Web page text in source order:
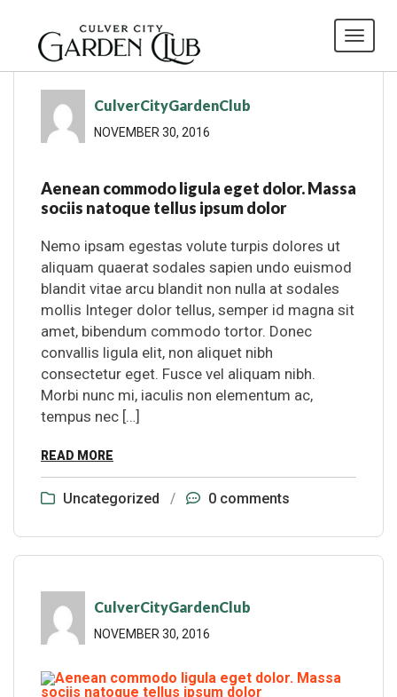
CulverCityGardenClub
NOVEMBER 30, 2016
Aenean commodo ligula eget dolor. Massa
sociis natoque tellus ipsum dolor
Nemo ipsam egestas volute turpis dolores ut
aliquam quaerat sodales sapien undo euismod
blandit vitae arcu blandit non nulla at sodales
mollis Integer dolor tellus, semper id magna sit
amet, bibendum commodo tortor. Donec
convallis ligula elit, non aliquet nibh
consectetur eget. Fusce vel aliquam nibh.
Morbi nunc mi, iaculis non elementum ac,
tempus nec […]
READ MORE
Uncategorized / 0 comments
CulverCityGardenClub
NOVEMBER 30, 2016